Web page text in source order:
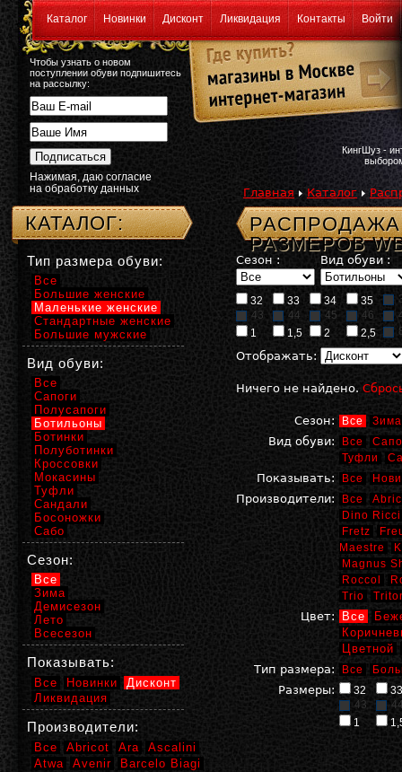
Каталог Новинки Дисконт Ликвидация Контакты Войти
Чтобы узнать о новом
поступлении обуви подпишитесь
на рассылку:
Нажимая, даю согласие
на обработку данных
КингШуз -
Главная Каталог
РАЗМЕРОВ
Сезон : Вид обуви :
32 33 34 35
43
44 45 46
1
1,5 2 2,5
Отображать:
Ничего не найдено.
Сезон: Все Зима
Вид обуви: Все
Туфли
Показывать: Все
Производители: Все
Dino Ricci
Fretz
Maestre
Magnus
Roccol
Trio
Цвет: Все
Цветной
Тип размера:
Все
Размеры: 32
33
43
1
КАТАЛОГ:
Тип размера обуви:
Все
Большие женские
Маленькие женские
Стандартные женские
Большие мужские
Вид обуви:
Все
Сапоги
Полусапоги
Ботильоны
Ботинки
Полуботинки
Кроссовки
Мокасины
Туфли
Сандали
Босоножки
Сабо
Сезон:
Все
Зима
Демисезон
Лето
Всесезон
Показывать:
Все Новинки
Дисконт
Ликвидация
Производители:
Все Abricot Ara
Ascalini
Atwa
Avenir
Barcelo Biagi